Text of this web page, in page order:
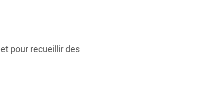
pour recueillir des